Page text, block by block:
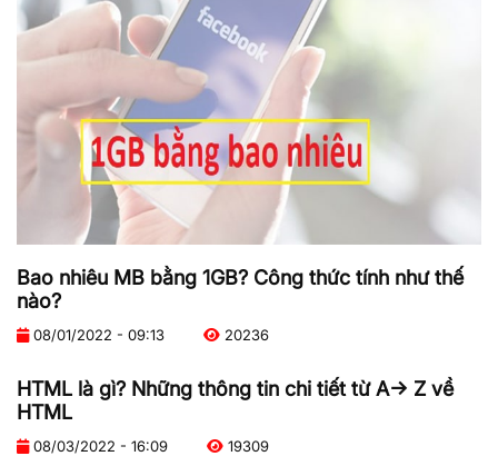
Bao nhiêu MB bằng 1GB? Công thức tính như thế
nào?
08/01/2022 - 09:13 20236
HTML là gì? Những thông tin chi tiết từ A-> Z về
HTML
08/03/2022 - 16:09 19309